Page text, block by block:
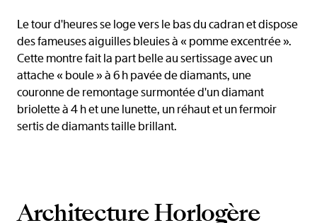
Le tour d'heures se loge vers le bas du cadran et dispose
des fameuses aiguilles bleuies à « pomme excentrée ».
Cette montre fait la part belle au sertissage avec un
attache « boule » à 6 h pavée de diamants, une
couronne de remontage surmontée d'un diamant
briolette à 4 h et une lunette, un réhaut et un fermoir
sertis de diamants taille brillant.
Architecture Horlogère